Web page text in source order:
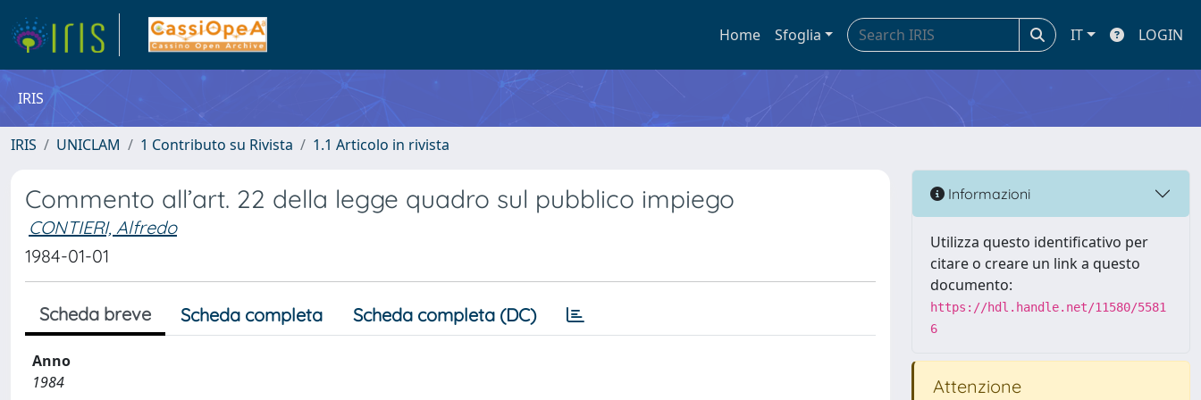
Home Sfoglia IT LOGIN
IRIS
IRIS UNICLAM 1 Contributo su Rivista 1.1 Articolo in rivista
Commento all’art. 22 della legge quadro sul pubblico impiego
CONTIERI, Alfredo
1984-01-01
Scheda breve Scheda completa Scheda completa (DC)
Anno
1984
Informazioni
Utilizza questo identificativo per
citare o creare un link a questo
documento:
https://hdl.handle.net/11580/5581
6
Attenzione